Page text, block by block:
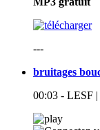
---
bruitages
00:03 - LESF |